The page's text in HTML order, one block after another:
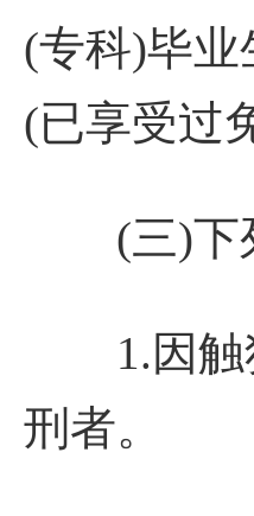
(专科)毕业
(已享受过
(三)下
1.因触犯
刑者。